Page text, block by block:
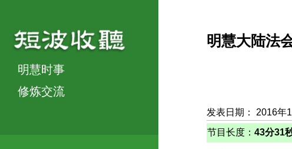
明慧时事
修炼交流
明慧大陆法
发表日期： 2016年
节目长度： 43分31